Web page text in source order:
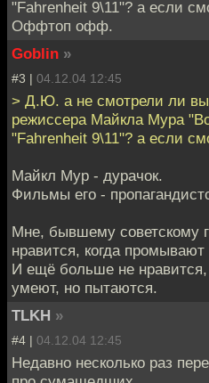
"Fahrenheit 9\11"? а если
Оффтоп офф.
Goblin »
#3 | 04.12.04 12:45
> Д.Ю. а не смотрели ли
режиссера Майкла Мура
"Fahrenheit 9\11"? а если
Майкл Мур - дурачок.
Фильмы его -
Мне, бывшему советскому
нравится, когда промывают
И ещё больше не нравится,
умеют, но пытаются.
TLKH »
#4 | 04.12.04 12:45
Недавно несколько раз